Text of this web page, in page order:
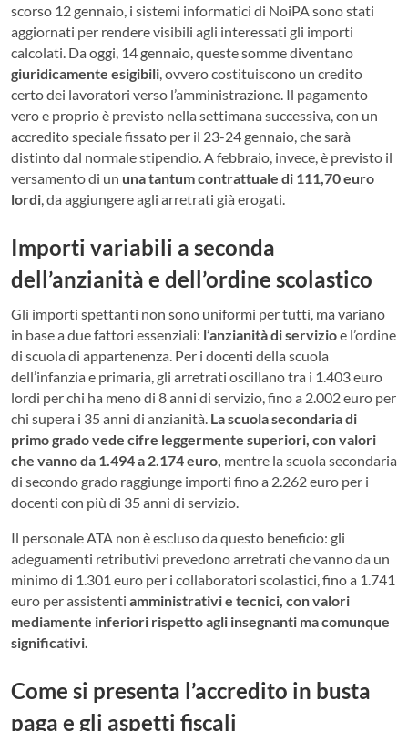
scorso 12 gennaio, i sistemi informatici di NoiPA sono stati
aggiornati per rendere visibili agli interessati gli importi
calcolati. Da oggi, 14 gennaio, queste somme diventano
giuridicamente esigibili , ovvero costituiscono un credito
certo dei lavoratori verso l’amministrazione. Il pagamento
vero e proprio è previsto nella settimana successiva, con un
accredito speciale fissato per il 23-24 gennaio, che sarà
distinto dal normale stipendio. A febbraio, invece, è previsto il
versamento di un una tantum contrattuale di 111,70 euro
lordi , da aggiungere agli arretrati già erogati.
Importi variabili a seconda
dell’anzianità e dell’ordine scolastico
Gli importi spettanti non sono uniformi per tutti, ma variano
in base a due fattori essenziali: l’anzianità di servizioe l’ordine
di scuola di appartenenza. Per i docenti della scuola
dell’infanzia e primaria, gli arretrati oscillano tra i 1.403 euro
lordi per chi ha meno di 8 anni di servizio, fino a 2.002 euro per
chi supera i 35 anni di anzianità. La scuola secondaria di
primo grado vede cifre leggermente superiori, con valori
che vanno da 1.494 a 2.174 euro, mentre la scuola secondaria
di secondo grado raggiunge importi fino a 2.262 euro per i
docenti con più di 35 anni di servizio.
Il personale ATA non è escluso da questo beneficio: gli
adeguamenti retributivi prevedono arretrati che vanno da un
minimo di 1.301 euro per i collaboratori scolastici, fino a 1.741
euro per assistenti amministrativi e tecnici, con valori
mediamente inferiori rispetto agli insegnanti ma comunque
significativi.
Come si presenta l’accredito in busta
paga e gli aspetti fiscali